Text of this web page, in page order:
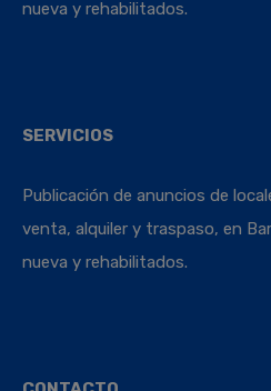
nueva y rehabilitados.
SERVICIOS
Publicación de anuncios de
venta, alquiler y traspaso, en
nueva y rehabilitados.